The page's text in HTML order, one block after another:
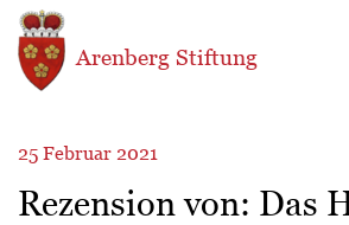
Direkt zum Inhalt
Arenberg Stiftung
25 Februar 2021
Rezension von: Das